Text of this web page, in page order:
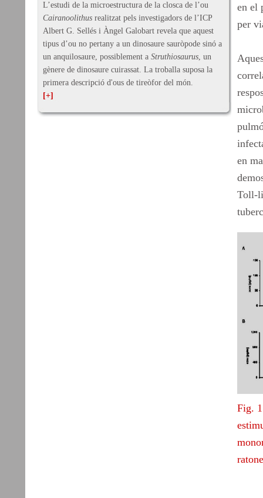
L’estudi de la microestructura de la closca de l’ou
Cairanoolithus realitzat pels investigadors de l’ICP
Albert G. Sellés i Àngel Galobart revela que aquest
tipus d’ou no pertany a un dinosaure sauròpode sinó a
un anquilosaure, possiblement a Struthiosaurus, un
gènere de dinosaure cuirassat. La troballa suposa la
primera descripció d'ous de tireòfor del món.
[+]
en el
per
en
Toll-
Fig.